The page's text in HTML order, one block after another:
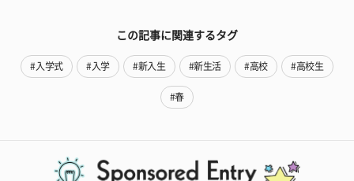
この記事に関連するタグ
#入学式 #入学 #新入生 #新生活 #高校 #高校生
#春